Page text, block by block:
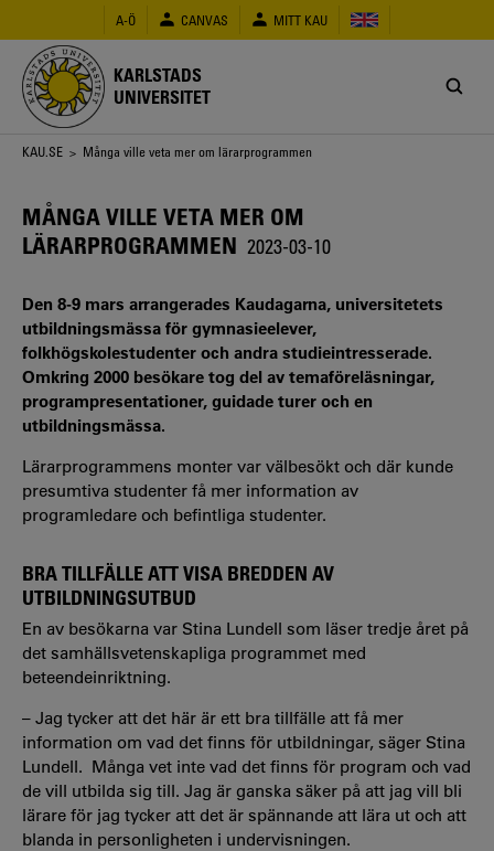
huvudinnehåll
A-Ö CANVAS MITT KAU
KARLSTADS
UNIVERSITET
Länkstig
KAU.SE > Många ville veta mer om lärarprogrammen
MÅNGA VILLE VETA MER OM
LÄRARPROGRAMMEN 2023-03-10
Den 8-9 mars arrangerades Kaudagarna, universitetets
utbildningsmässa för gymnasieelever,
folkhögskolestudenter och andra studieintresserade.
Omkring 2000 besökare tog del av temaföreläsningar,
programpresentationer, guidade turer och en
utbildningsmässa.
Lärarprogrammens monter var välbesökt och där kunde
presumtiva studenter få mer information av
programledare och befintliga studenter.
BRA TILLFÄLLE ATT VISA BREDDEN AV
UTBILDNINGSUTBUD
En av besökarna var Stina Lundell som läser tredje året på
det samhällsvetenskapliga programmet med
beteendeinriktning.
– Jag tycker att det här är ett bra tillfälle att få mer
information om vad det finns för utbildningar, säger Stina
Lundell. Många vet inte vad det finns för program och vad
de vill utbilda sig till. Jag är ganska säker på att jag vill bli
lärare för jag tycker att det är spännande att lära ut och att
blanda in personligheten i undervisningen.